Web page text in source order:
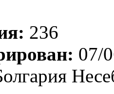
236
07/